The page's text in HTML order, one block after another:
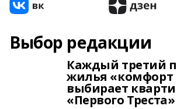
Выбор редакции
Каждый третий
жилья «комфорт
выбирает
«Первого Треста»